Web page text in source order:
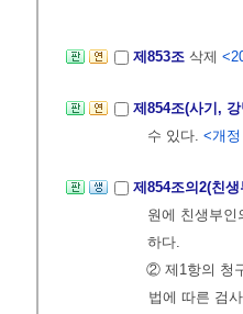
제853조 삭제
제854조(사기,
수 있다. <개
제854조의2(친
원에 친생부
하다.
② 제1항의 청
법에 따른 검